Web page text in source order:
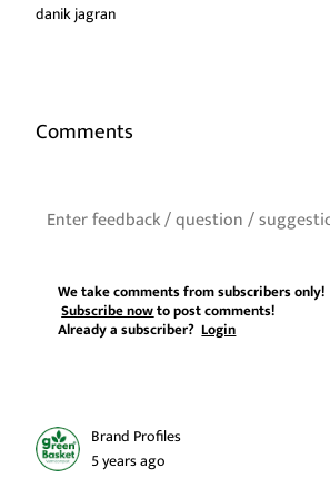
danik jagran
Comments
We take comments from subscribers only!
Subscribe nowto post comments!
Already a subscriber?Login
Brand Profiles
5 years ago